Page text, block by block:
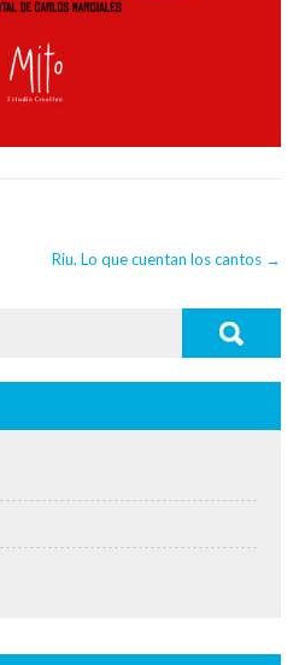
Riu. Lo que cuentan los cantos →